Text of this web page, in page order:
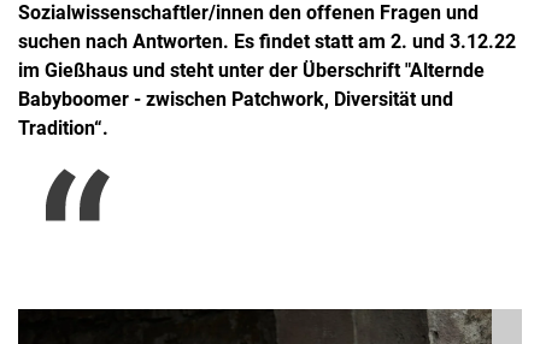
Sozialwissenschaftler/innen den offenen Fragen und
suchen nach Antworten. Es findet statt am 2. und 3.12.22
im Gießhaus und steht unter der Überschrift "Alternde
Babyboomer - zwischen Patchwork, Diversität und
Tradition“.